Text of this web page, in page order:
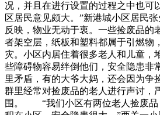
况，并且在进行设置的过程之中也可
区居民意见颇大。”新港城小区居民
反映，物业无动于衷。一些捡废品的
者架空层，纸板和塑料都属于引燃物
灾。小区内居住着很多老人和儿童，
些障碍物容易绊倒他们，安全隐患非
里矛盾，有的大爷大妈，还会因为争
群里经常对捡废品的老人进行声讨，
围。 “我们小区有两位老人捡废品